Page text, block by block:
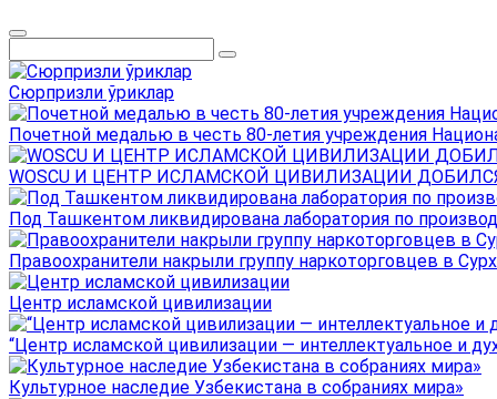
Сюрпризли ўриклар
Почетной медалью в честь 80-летия учреждения
WOSCU И ЦЕНТР ИСЛАМСКОЙ ЦИВИЛИЗАЦИИ
Под Ташкентом ликвидирована лаборатория по
Правоохранители накрыли группу наркоторговцев в
Центр исламской цивилизации
“Центр исламской цивилизации — интеллектуальное и
Культурное наследие Узбекистана в собраниях мира»